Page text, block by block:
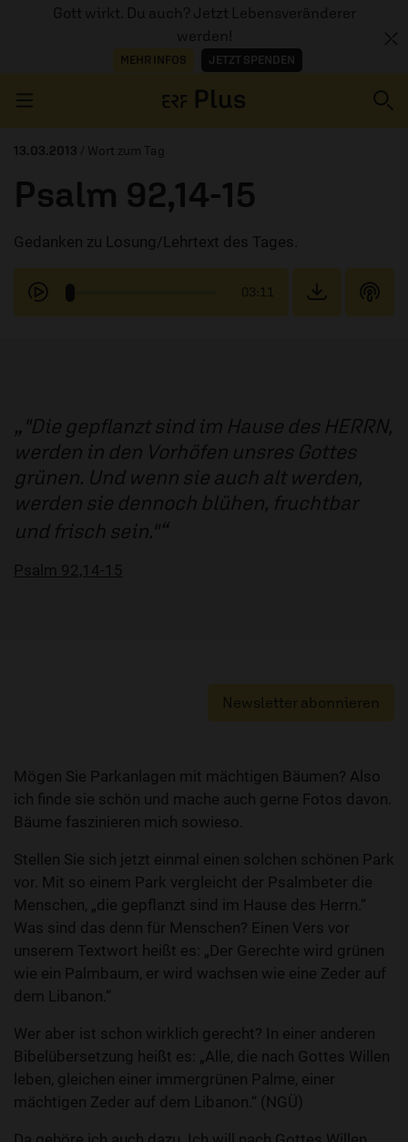
Gott wirkt. Du auch? Jetzt Lebensveränderer
werden!
MEHR INFOS JETZT SPENDEN
AUDIOTHEK
PROGRAMM
13.03.2013 / Wort zum Tag
Psalm 92,14-15
Gedanken zu Losung/Lehrtext des Tages.
03:11
"Die gepflanzt sind im Hause des HERRN,
werden in den Vorhöfen unsres Gottes
grünen. Und wenn sie auch alt werden,
werden sie dennoch blühen, fruchtbar
und frisch sein."
Psalm 92,14-15
Newsletter abonnieren
Mögen Sie Parkanlagen mit mächtigen Bäumen? Also
ich finde sie schön und mache auch gerne Fotos davon.
Bäume faszinieren mich sowieso.
Stellen Sie sich jetzt einmal einen solchen schönen Park
vor. Mit so einem Park vergleicht der Psalmbeter die
Menschen, „die gepflanzt sind im Hause des Herrn.“
Was sind das denn für Menschen? Einen Vers vor
unserem Textwort heißt es: „Der Gerechte wird grünen
wie ein Palmbaum, er wird wachsen wie eine Zeder auf
dem Libanon.“
Wer aber ist schon wirklich gerecht? In einer anderen
Bibelübersetzung heißt es: „Alle, die nach Gottes Willen
leben, gleichen einer immergrünen Palme, einer
mächtigen Zeder auf dem Libanon.“ (NGÜ)